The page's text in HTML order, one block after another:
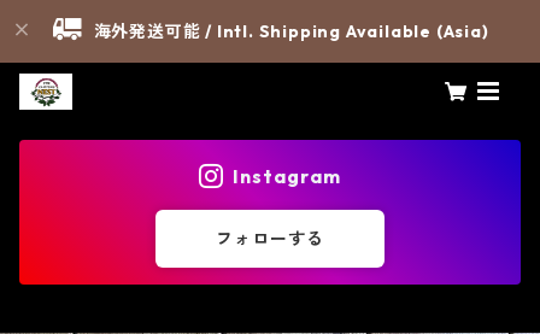
海外発送可能 / Intl. Shipping Available (Asia)
Instagram
フォローする